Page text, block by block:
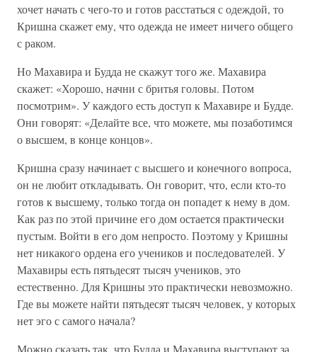
хочет начать с чего-то и готов расстаться с одеждой, то
Кришна скажет ему, что одежда не имеет ничего общего
с раком.
Но Махавира и Будда не скажут того же. Махавира
скажет: «Хорошо, начни с бритья головы. Потом
посмотрим». У каждого есть доступ к Махавире и Будде.
Они говорят: «Делайте все, что можете, мы позаботимся
о высшем, в конце концов».
Кришна сразу начинает с высшего и конечного вопроса,
он не любит откладывать. Он говорит, что, если кто-то
готов к высшему, только тогда он попадет к нему в дом.
Как раз по этой причине его дом остается практически
пустым. Войти в его дом непросто. Поэтому у Кришны
нет никакого ордена его учеников и последователей. У
Махавиры есть пятьдесят тысяч учеников, это
естественно. Для Кришны это практически невозможно.
Где вы можете найти пятьдесят тысяч человек, у которых
нет эго с самого начала?
Можно сказать так, что Будда и Махавира выступают за